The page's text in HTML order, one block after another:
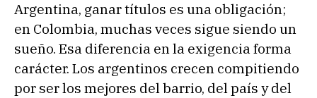
Argentina, ganar títulos es una obligación;
en Colombia, muchas veces sigue siendo un
sueño. Esa diferencia en la exigencia forma
carácter. Los argentinos crecen compitiendo
por ser los mejores del barrio, del país y del